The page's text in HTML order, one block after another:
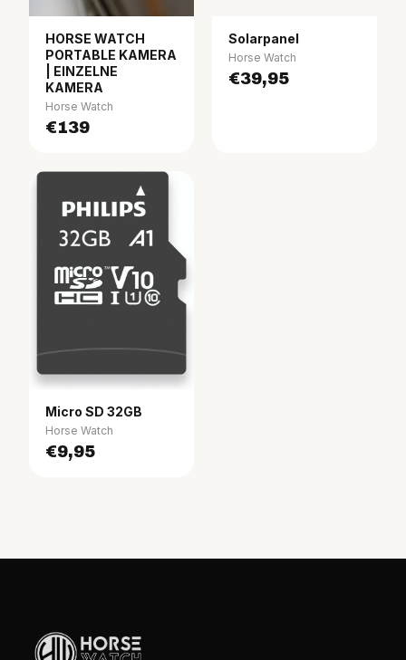
HORSE WATCH
PORTABLE KAMERA
| EINZELNE
KAMERA
Horse Watch
€139
Solarpanel
Horse Watch
€39,95
Micro SD 32GB
Horse Watch
€9,95